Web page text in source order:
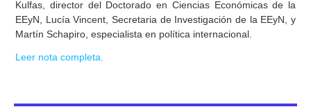
Kulfas, director del Doctorado en Ciencias Económicas de la
EEyN, Lucía Vincent, Secretaria de Investigación de la EEyN, y
Martín Schapiro, especialista en política internacional.
Leer nota completa.